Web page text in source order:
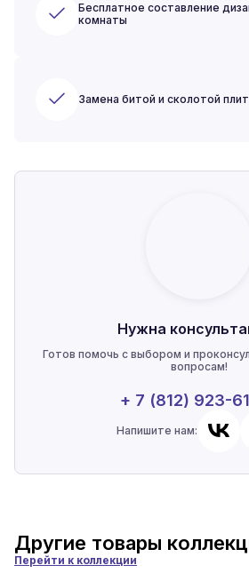
Бесплатное составление
комнаты
Замена битой и сколотой
Нужна
Готов помочь с выбором и
вопросам!
+ 7 (812) 923-
Напишите нам:
Другие товары
Перейти к коллекции